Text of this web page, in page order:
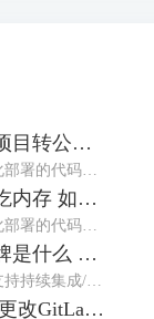
GitLab如何将私有项目转公开项目 GitLab如何将项目移到组中
GitLab是一款支持私有化部署的代码管理和协作平台，在实际工作中，创建项目仓库可能设置成了私有仓库，后期可能需要将其转为公共项目。或者随着项目团队扩张、部门调整，导致项目仓库杂乱，可以按照开发团队创建【组】，方便统一管理。下面本文将为大家介绍GitLab如何将私有项目转公开项目，GitLab如何将项目移到组中的相关内容。
GitLab为什么这么吃内存 如何解决GitLab内存占用过大的问题
GitLab是一款支持私有化部署的代码托管平台，在日常使用时，可能会遇到GitLab的服务器内存占用率高，导致团队成员在提交代码、执行CI/CD构建时，GitLab页面加载卡顿、响应超时，在提交代码的高峰期、严重影响提交效率，甚至可能导致无法正常拉取、提交代码。本文将为大家介绍GitLab为什么这么吃内存，如何解决GitLab内存占用过大的问题的相关内容。
添加GitLab账户令牌是什么 GitLab如何设置令牌
在团队开发中，GitLab支持持续集成/部署，并且支持本地私有化部署，是很多开发团队正在使用的代码管理工具。员工在使用GitLab拉取代码时，配置令牌可以免密登录，更加安全高效。那么GitLab令牌是什么，怎么设置令牌呢？本文将为大家介绍添加GitLab账户令牌是什么，GitLab如何设置令牌的相关内容。
什么是GitLab 如何更改GitLab的初始密码